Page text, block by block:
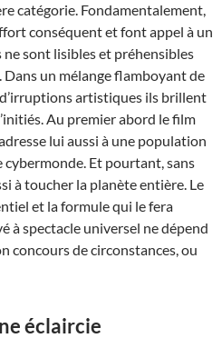
catégorie. Fondamentalement,
conséquent et font appel à un
sont lisibles et préhensibles
Dans un mélange flamboyant de
artistiques ils brillent
Au premier abord le film
lui aussi à une population
cybermonde. Et pourtant, sans
à toucher la planète entière. Le
et la formule qui le fera
à spectacle universel ne dépend
concours de circonstances, ou
éclaircie